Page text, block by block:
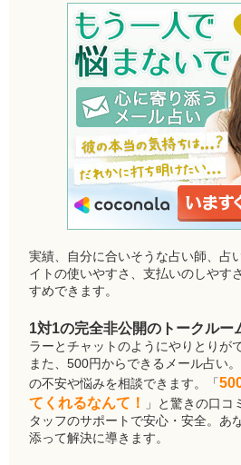
実績、自分に合いそうな占い師、占
イトの使いやすさ、支払いのしやす
すめできます。
1対1の完全非公開のトークルー
ラーとチャットのようにやりとりが
また、500円からできるメール占い
の不安や悩みを相談できます。「
てくれるなんて！
」と驚きの口コ
タッフのサポートで安心・安全。あ
添って解決に導きます。